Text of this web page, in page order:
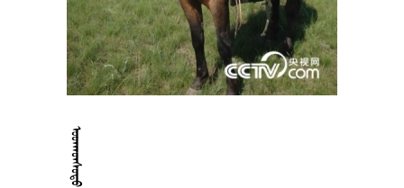
